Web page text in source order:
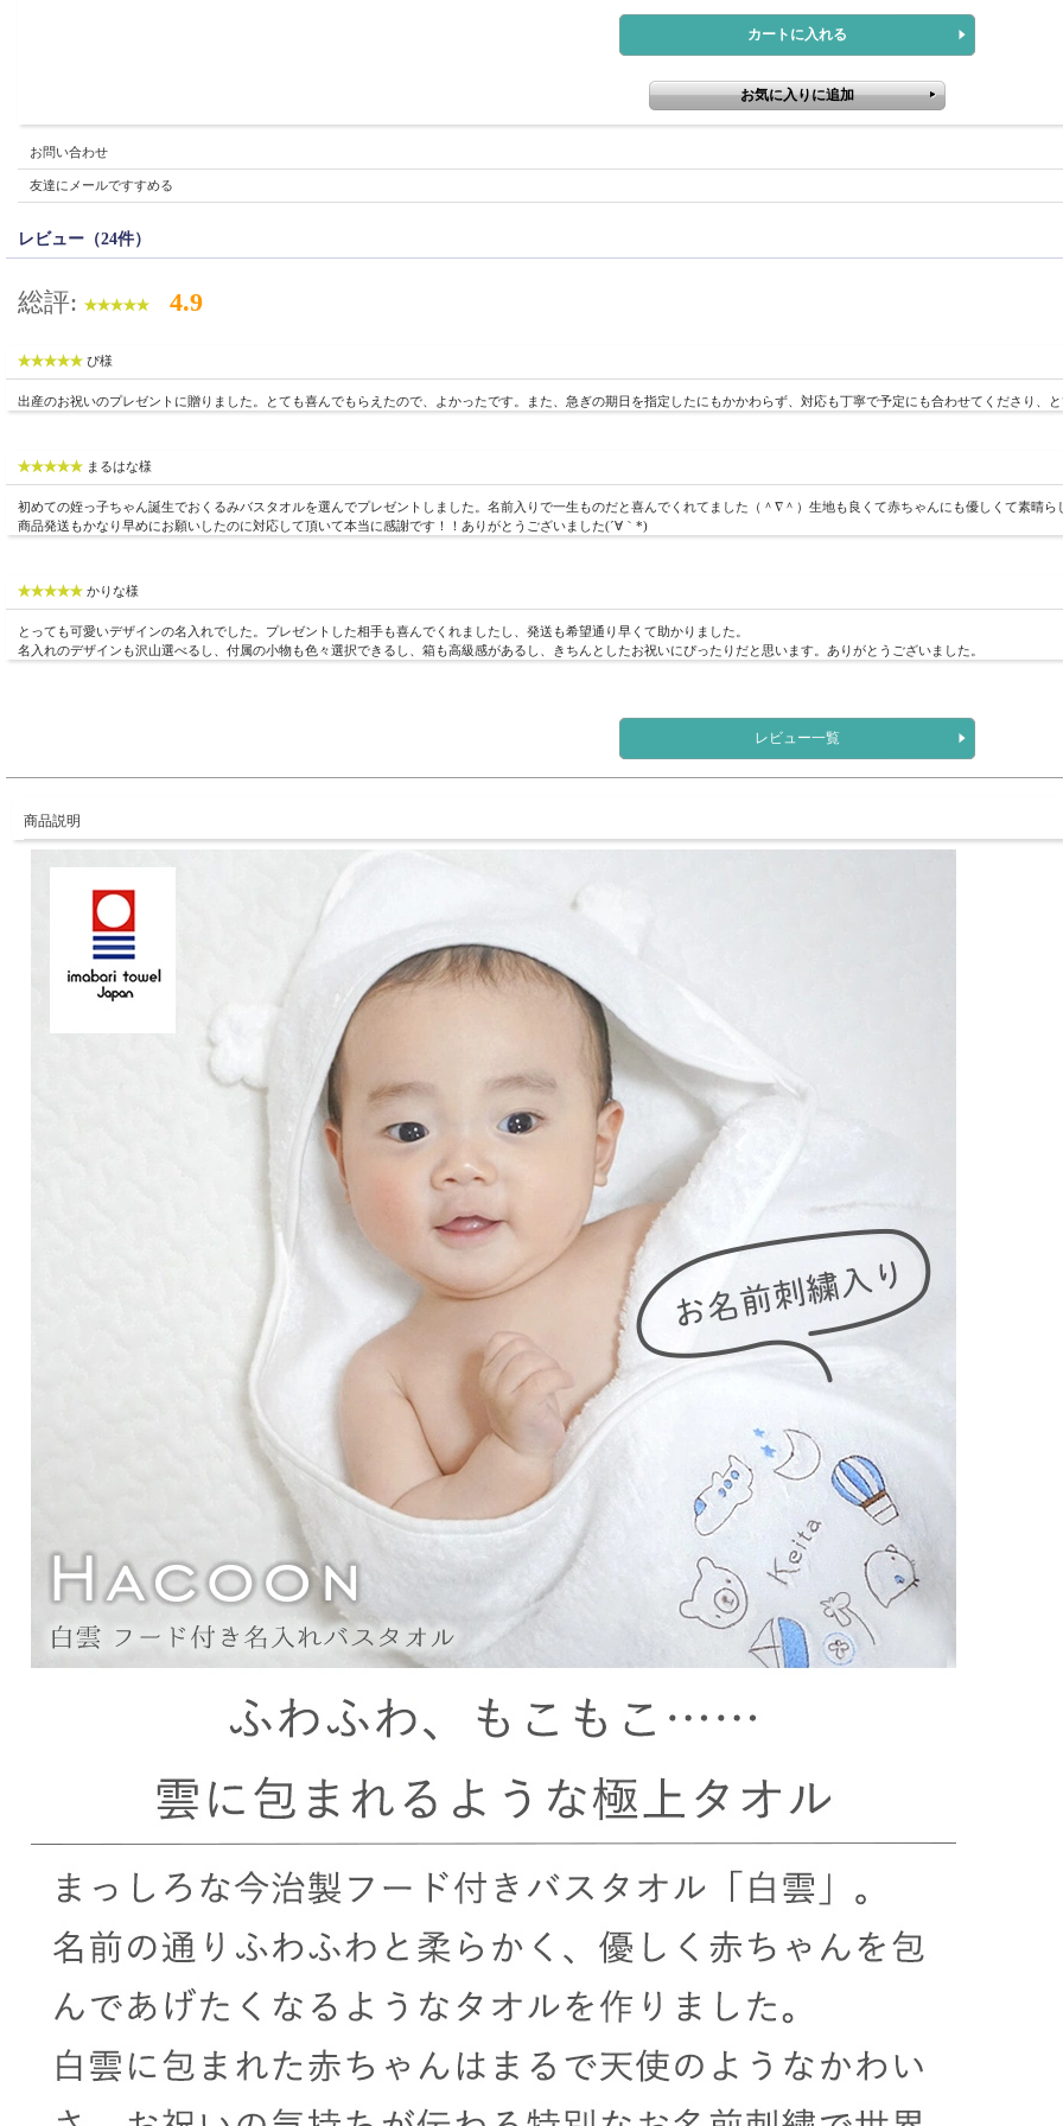
お問い合わせ
友達にメールですすめる
レビュー（24件）
総評: 4.9
ぴ様
出産のお祝いのプレゼントに贈りました。とても喜んでもらえたので、よかったです。また、急ぎの期日を指定したにもかかわらず、対応も丁寧で予定にも合わせてくださり、
まるはな様
初めての姪っ子ちゃん誕生でおくるみバスタオルを選んでプレゼントしました。名前入りで一生ものだと喜んでくれてました（＾∇＾）生地も良くて赤ちゃんにも優しくて素晴ら
商品発送もかなり早めにお願いしたのに対応して頂いて本当に感謝です！！ありがとうございました(´∀｀*)
かりな様
とっても可愛いデザインの名入れでした。プレゼントした相手も喜んでくれましたし、発送も希望通り早くて助かりました。
名入れのデザインも沢山選べるし、付属の小物も色々選択できるし、箱も高級感があるし、きちんとしたお祝いにぴったりだと思います。ありがとうございました。
レビュー一覧
商品説明